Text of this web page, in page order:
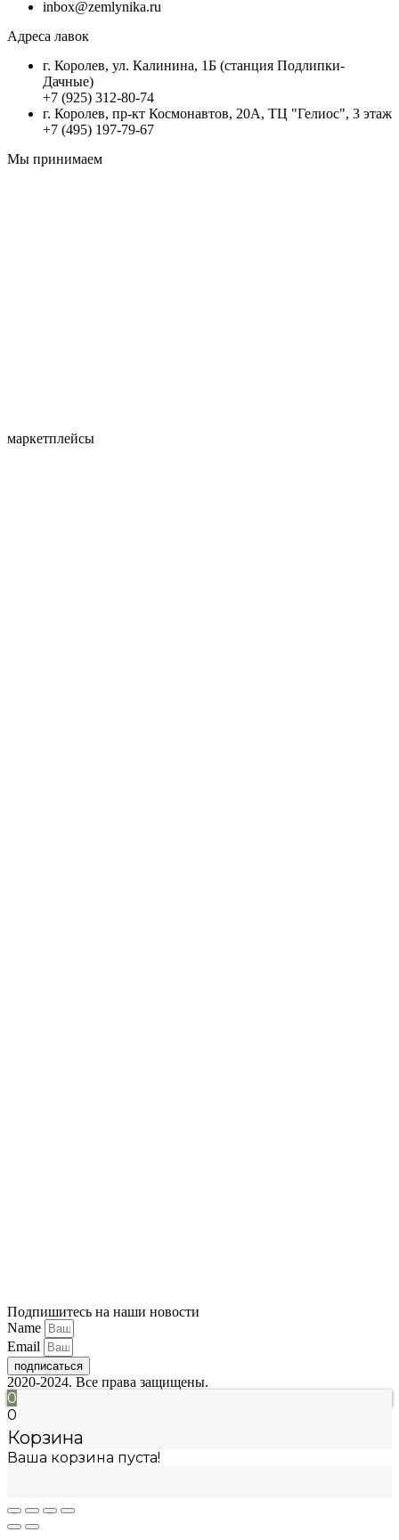
inbox@zemlynika.ru
Адреса лавок
г. Королев, ул. Калинина, 1Б (станция Подлипки-
Дачные)
+7 (925) 312-80-74
г. Королев, пр-кт Космонавтов, 20А, ТЦ "Гелиос", 3 этаж
+7 (495) 197-79-67
Мы принимаем
маркетплейсы
Подпишитесь на наши новости
Name
Email
подписаться
2020-2024. Все права защищены.
0
0
Корзина
Ваша корзина пуста!